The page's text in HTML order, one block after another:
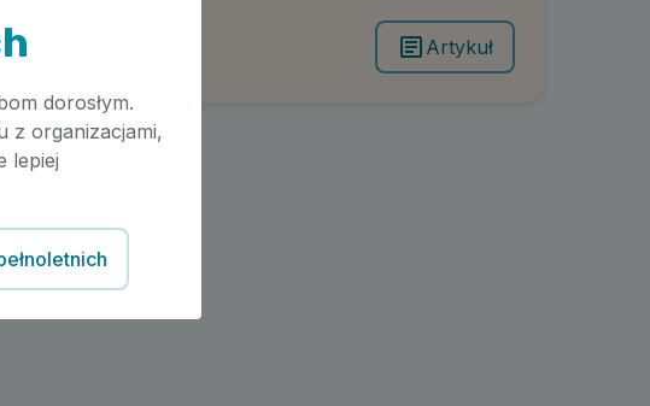
5.04.2026
Artykuł
dorosłym.
z organizacjami,
lepiej